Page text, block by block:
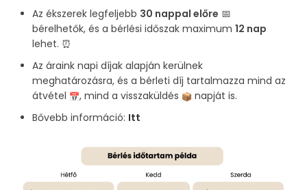
Az ékszerek legfeljebb 30 nappal előre 📅
bérelhetők, és a bérlési időszak maximum 12 nap
lehet. ⏰
Az áraink napi díjak alapján kerülnek
meghatározásra, és a bérleti díj tartalmazza mind az
átvétel
, mind a visszaküldés
napját is.
Bővebb információ: Itt